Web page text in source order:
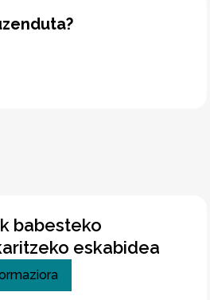
babesteko
eskabidea